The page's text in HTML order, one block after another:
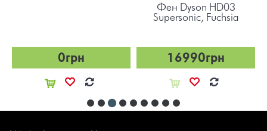
0грн
Фен Dyson HD03
Supersonic, Fuchsia
16990грн